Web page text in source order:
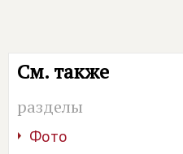
См. также
разделы
Фото